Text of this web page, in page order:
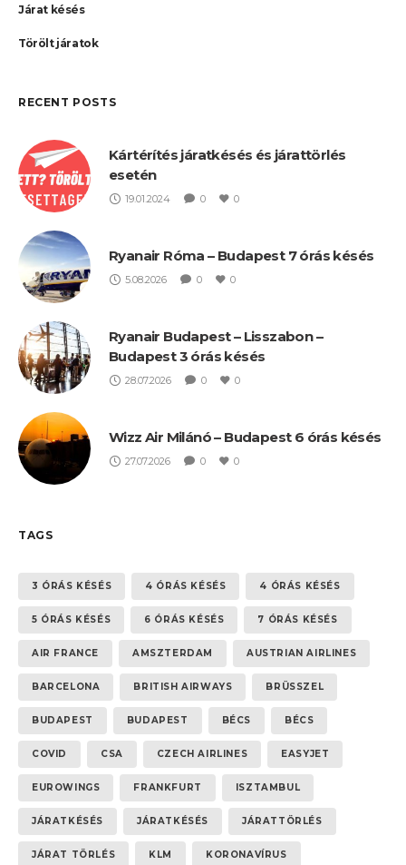
Járat késés
Törölt járatok
RECENT POSTS
Kártérítés járatkésés és járattörlés
esetén
19.01.2024 0 0
Ryanair Róma – Budapest 7 órás késés
5.08.2026 0 0
Ryanair Budapest – Lisszabon –
Budapest 3 órás késés
28.07.2026 0 0
Wizz Air Milánó – Budapest 6 órás késés
27.07.2026 0 0
TAGS
3 ÓRÁS KÉSÉS 4 ÓRÁS KÉSÉS 4 ÓRÁS KÉSÉS
5 ÓRÁS KÉSÉS 6 ÓRÁS KÉSÉS 7 ÓRÁS KÉSÉS
AIR FRANCE AMSZTERDAM AUSTRIAN AIRLINES
BARCELONA BRITISH AIRWAYS BRÜSSZEL
BUDAPEST BUDAPEST BÉCS BÉCS
COVID CSA CZECH AIRLINES EASYJET
EUROWINGS FRANKFURT ISZTAMBUL
JÁRATKÉSÉS JÁRATKÉSÉS JÁRATTÖRLÉS
JÁRAT TÖRLÉS KLM KORONAVÍRUS